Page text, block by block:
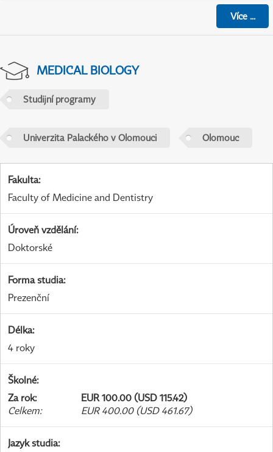
Více...
MEDICAL BIOLOGY
Studijní programy
Univerzita Palackého v Olomouci Olomouc
Fakulta:
Faculty of Medicine and Dentistry
Úroveň vzdělání:
Doktorské
Forma studia:
Prezenční
Délka:
4 roky
Školné:
Za rok:
EUR 100.00 (USD 115.42)
Celkem: EUR 400.00 (USD 461.67)
Jazyk studia: